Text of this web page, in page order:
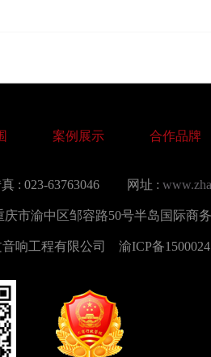
案例展示 合作品牌
: 023-63763046 网址 :
庆市渝中区邹容路50号半岛国际商
音响工程有限公司 渝ICP备